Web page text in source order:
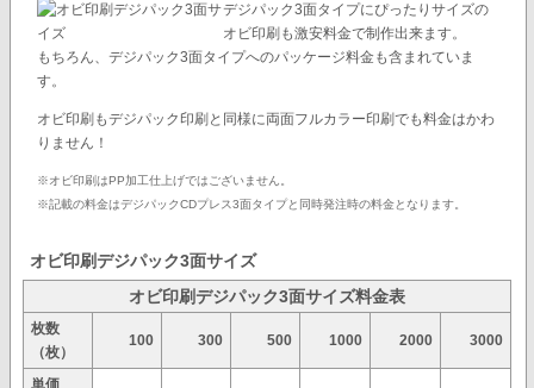
デジパック3面タイプにぴったりサイズの
オビ印刷も激安料金で制作出来ます。
もちろん、デジパック3面タイプへのパッケージ料金も含まれていま
す。
オビ印刷もデジパック印刷と同様に両面フルカラー印刷でも料金はかわ
りません！
※オビ印刷はPP加工仕上げではございません。
※記載の料金はデジパックCDプレス3面タイプと同時発注時の料金となります。
オビ印刷デジパック3面サイズ
オビ印刷デジパック3面サイズ料金表
枚数
（枚）
100 300 500 1000 2000 3000
単価